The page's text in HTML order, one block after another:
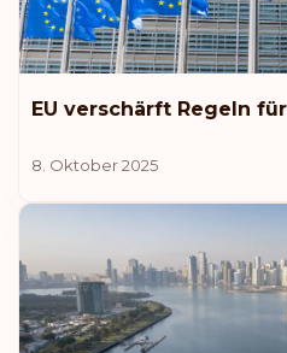
Rang: 8
Tschechien
Polen
Slowenien
EU verschärft Regeln
8. Oktober 2025